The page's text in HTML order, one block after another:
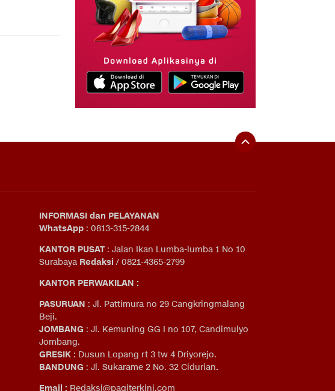
INFORMASI dan PELAYANAN
WhatsApp : 0813-315-2844
KANTOR PUSAT: Jalan Ikan Lumba-lumba 1 No 10
Surabaya Redaksi / 0821-4365-2799
KANTOR PERWAKILAN :
PASURUAN : Jl. Pattimura no 29 Cangkringmalang
Beji.
JOMBANG : Jl. Kemuning GG I no 107, Candimulyo
Jombang.
GRESIK : Dusun Lopang rt 3 tw 4 Driyorejo.
BANDUNG : Jl. Sukarame 2 No. 32 Cidurian.
Email : Redaksi@pagiterkini.com